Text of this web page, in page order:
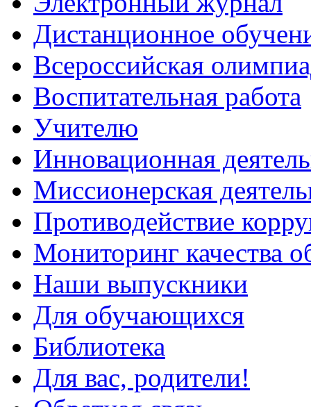
Дистанционное
Всероcсийская
Воспитательная работа
Учителю
Инновационная
Миссионерская
Противодействие
Мониторинг качества
Наши выпускники
Для обучающихся
Библиотека
Для вас, родители!